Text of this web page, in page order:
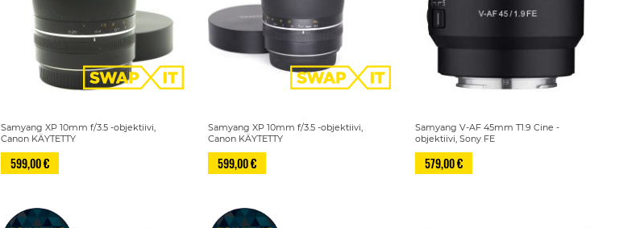
Samyang XP 10mm f/3.5 -objektiivi,
Canon KÄYTETTY
599,00 €
Samyang XP 10mm f/3.5 -objektiivi,
Canon KÄYTETTY
599,00 €
Samyang V-AF 45mm T1.9 Cine -
objektiivi, Sony FE
579,00 €